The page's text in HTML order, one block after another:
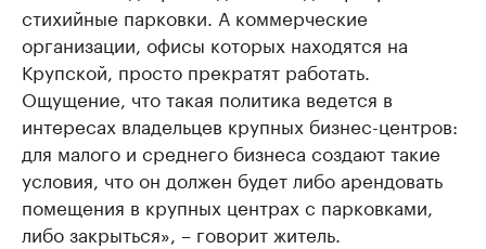
стихийные парковки. А коммерческие
организации, офисы которых находятся на
Крупской, просто прекратят работать.
Ощущение, что такая политика ведется в
интересах владельцев крупных бизнес-центров:
для малого и среднего бизнеса создают такие
условия, что он должен будет либо арендовать
помещения в крупных центрах с парковками,
либо закрыться», – говорит житель.